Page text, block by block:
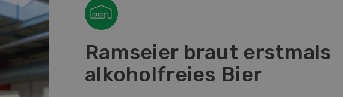
Ramseier braut erstmals
alkoholfreies Bier